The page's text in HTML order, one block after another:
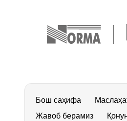
Бош саҳифа
Жавоб берамиз